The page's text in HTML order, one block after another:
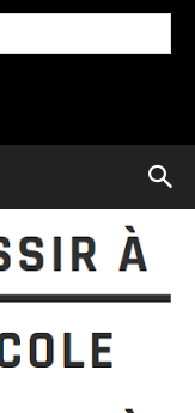
Ball : 42
: 42
PDF